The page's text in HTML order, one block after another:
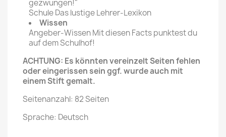
gezwungen!"
Schule Das lustige Lehrer-Lexikon
Wissen
Angeber-Wissen Mit diesen Facts punktest du
auf dem Schulhof!
ACHTUNG: Es könnten vereinzelt Seiten fehlen
oder eingerissen sein ggf. wurde auch mit
einem Stift gemalt.
Seitenanzahl: 82 Seiten
Sprache: Deutsch